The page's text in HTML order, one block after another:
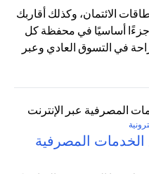
الائتمان، وكذلك أقاربك
جزءًا أساسيًا في محفظة كل
في التسوق العادي وعبر
المصرفية